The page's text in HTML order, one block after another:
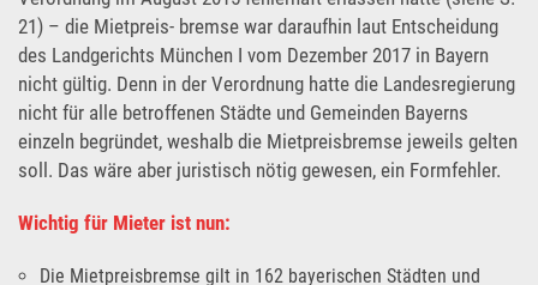
21) – die Mietpreis- bremse war daraufhin laut Entscheidung
des Landgerichts München I vom Dezember 2017 in Bayern
nicht gültig. Denn in der Verordnung hatte die Landesregierung
nicht für alle betroffenen Städte und Gemeinden Bayerns
einzeln begründet, weshalb die Mietpreisbremse jeweils gelten
soll. Das wäre aber juristisch nötig gewesen, ein Formfehler.
Wichtig für Mieter ist nun:
Die Mietpreisbremse gilt in 162 bayerischen Städten und